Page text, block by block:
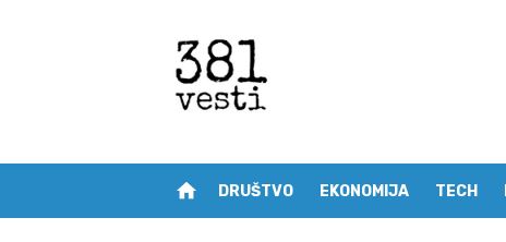
home DRUŠTVO EKONOMIJA TECH